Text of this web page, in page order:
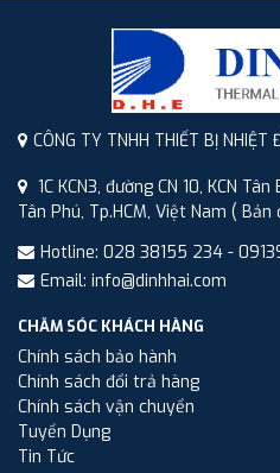
CÔNG TY TNHH THIẾT BỊ
1C KCN3, đường CN 10, KCN
Tân Phú, Tp.HCM, Việt Nam ( Bản
Hotline: 028 38155 234 -
Email: info@dinhhai.com
CHĂM SÓC KHÁCH HÀNG
Chính sách bảo hành
Chính sách đổi trả hàng
Chính sách vận chuyển
Tuyển Dụng
Tin Tức